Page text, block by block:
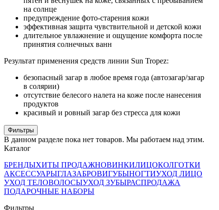
на солнце
предупреждение фото-старения кожи
эффективная защита чувствительной и детской кожи
длительное увлажнение и ощущение комфорта после
принятия солнечных ванн
Результат применения средств линии Sun Tropez:
безопасный загар в любое время года (автозагар/загар
в солярии)
отсутствие белесого налета на коже после нанесения
продуктов
красивый и ровный загар без стресса для кожи
Фильтры
В данном разделе пока нет товаров. Мы работаем над этим.
Каталог
БРЕНДЫХИТЫ ПРОДАЖНОВИНКИЛИЦОКОЛГОТКИ
АКСЕССУАРЫГЛАЗАБРОВИГУБЫНОГТИУХОД ЛИЦО
УХОД ТЕЛОВОЛОСЫУХОД ЗУБЫРАСПРОДАЖА
ПОДАРОЧНЫЕ НАБОРЫ
Фильтры